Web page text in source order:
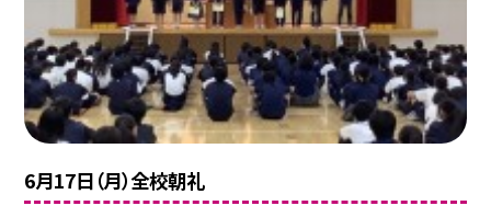
6月17日（月）全校朝礼